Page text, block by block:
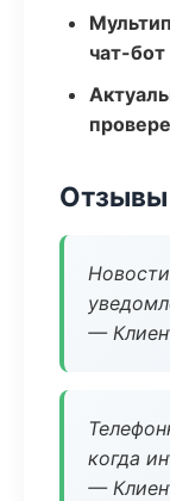
чат-бот
Отзывы
—
когда
—